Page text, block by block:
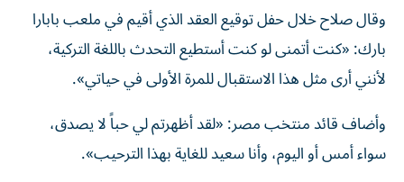
وقال صلاح خلال حفل توقيع العقد الذي أقيم في ملعب بابارا
بارك: «كنت أتمنى لو كنت أستطيع التحدث باللغة التركية،
لأنني أرى مثل هذا الاستقبال للمرة الأولى في حياتي».
وأضاف قائد منتخب مصر: «لقد أظهرتم لي حباً لا يصدق،
سواء أمس أو اليوم، وأنا سعيد للغاية بهذا الترحيب».